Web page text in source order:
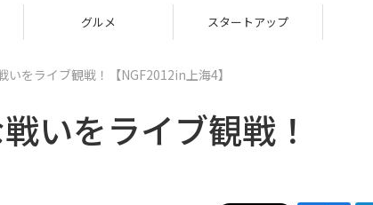
グルメ スタートアップ
いをライブ観戦！【NGF2012in上海4】
いをライブ観戦！